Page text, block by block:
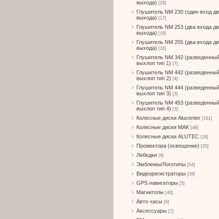
выхода) [29]
Глушитель NM 230 (один вход
выхода) [17]
Глушитель NM 253 (два входа
выхода) [16]
Глушитель NM 255 (два входа
выхода) [16]
Глушитель NM 342 (разведенный
выхлоп тип 1) [7]
Глушитель NM 442 (разведенный
выхлоп тип 2) [4]
Глушитель NM 444 (разведенный
выхлоп тип 3) [3]
Глушитель NM 453 (разведенный
выхлоп тип 4) [3]
Колесные диски Alucenter [181]
Колесные диски MAK [46]
Колесные диски ALUTEC [18]
Прожектора (освещение) [25]
Лебедки [9]
Эмблемы/Логотипы [54]
Видеорегистраторы [39]
GPS навигаторы [5]
Магнитолы [40]
Авто часы [8]
Аксессуары [7]